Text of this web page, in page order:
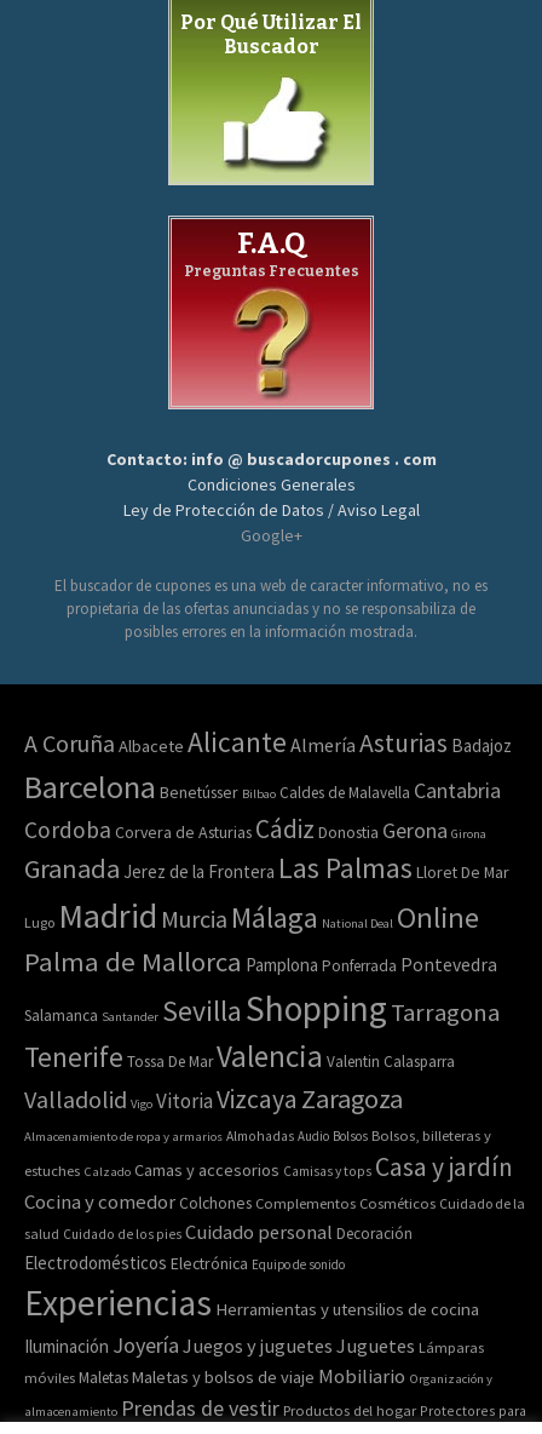
Por Qué Utilizar El
Buscador
F.A.Q
Preguntas Frecuentes
Contacto: info @ buscadorcupones . com
Condiciones Generales
Ley de Protección de Datos / Aviso Legal
Google+
El buscador de cupones es una web de caracter informativo, no es
propietaria de las ofertas anunciadas y no se responsabiliza de
posibles errores en la información mostrada.
A Coruña Albacete Alicante Almería Asturias Badajoz
Barcelona Benetússer Bilbao Caldes de Malavella Cantabria
Cordoba Corvera de Asturias Cádiz Donostia Gerona Girona
Granada Jerez de la Frontera Las Palmas Lloret De Mar
Lugo Madrid Murcia Málaga National Deal Online
Palma de Mallorca Pamplona Ponferrada Pontevedra
Salamanca Santander Sevilla ShoppingTarragona
Tenerife Tossa De MarValencia Valentin Calasparra
Valladolid Vigo VitoriaVizcaya Zaragoza
Almacenamiento de ropa y armarios Almohadas Audio Bolsos Bolsos, billeteras y
estuches Calzado Camas y accesorios Camisas y tops Casa y jardín
Cocina y comedor Colchones Complementos Cosméticos Cuidado de la
salud Cuidado de los pies Cuidado personal Decoración
Electrodomésticos Electrónica Equipo de sonido
Experiencias Herramientas y utensilios de cocina
Iluminación Joyería Juegos y juguetes Juguetes Lámparas
móviles MaletasMaletas y bolsos de viaje Mobiliario Organización y
almacenamiento Prendas de vestir Productos del hogar Protectores para